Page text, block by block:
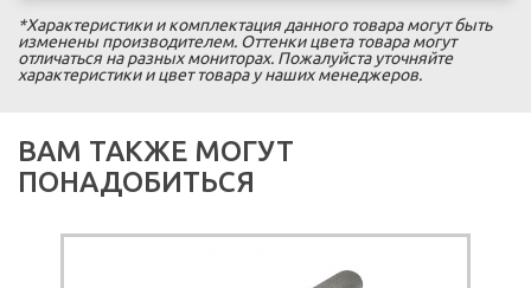
*Характеристики и комплектация данного товара могут быть
изменены производителем. Оттенки цвета товара могут
отличаться на разных мониторах. Пожалуйста уточняйте
характеристики и цвет товара у наших менеджеров.
ВАМ ТАКЖЕ МОГУТ
ПОНАДОБИТЬСЯ